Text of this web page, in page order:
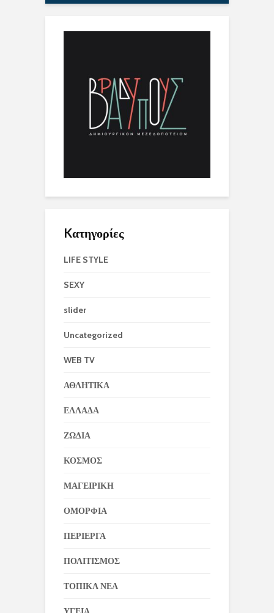
Kατηγορίες
LIFE STYLE
SEXY
slider
Uncategorized
WEB TV
ΑΘΛΗΤΙΚΑ
ΕΛΛΑΔΑ
ΖΩΔΙΑ
ΚΟΣΜΟΣ
ΜΑΓΕΙΡΙΚΗ
ΟΜΟΡΦΙΑ
ΠΕΡΙΕΡΓΑ
ΠΟΛΙΤΙΣΜΟΣ
ΤΟΠΙΚΑ ΝΕΑ